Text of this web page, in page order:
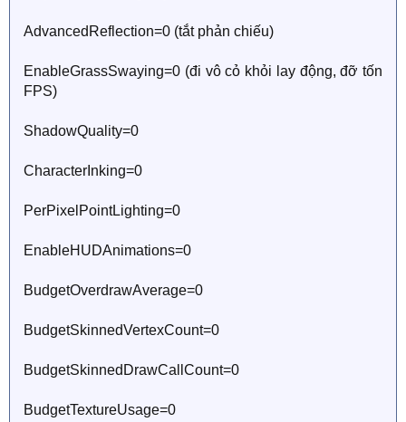
AdvancedReflection=0 (tắt phản chiếu)
EnableGrassSwaying=0 (đi vô cỏ khỏi lay động, đỡ tốn
FPS)
ShadowQuality=0
CharacterInking=0
PerPixelPointLighting=0
EnableHUDAnimations=0
BudgetOverdrawAverage=0
BudgetSkinnedVertexCount=0
BudgetSkinnedDrawCallCount=0
BudgetTextureUsage=0